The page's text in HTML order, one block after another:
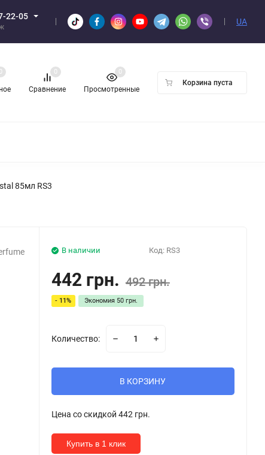
22-05
UA
0
Сравнение
0
Просмотренные
0
Корзина пуста
85мл RS3
В наличии Код: RS3
442 грн. 492 грн.
- 11% Экономия 50 грн.
Количество:
В КОРЗИНУ
Цена со скидкой 442 грн.
Купить в 1 клик